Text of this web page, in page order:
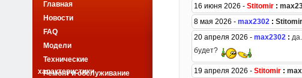
Главная
Новости
FAQ
Модели
Технические
характеристики
Ремонт и обслуживание